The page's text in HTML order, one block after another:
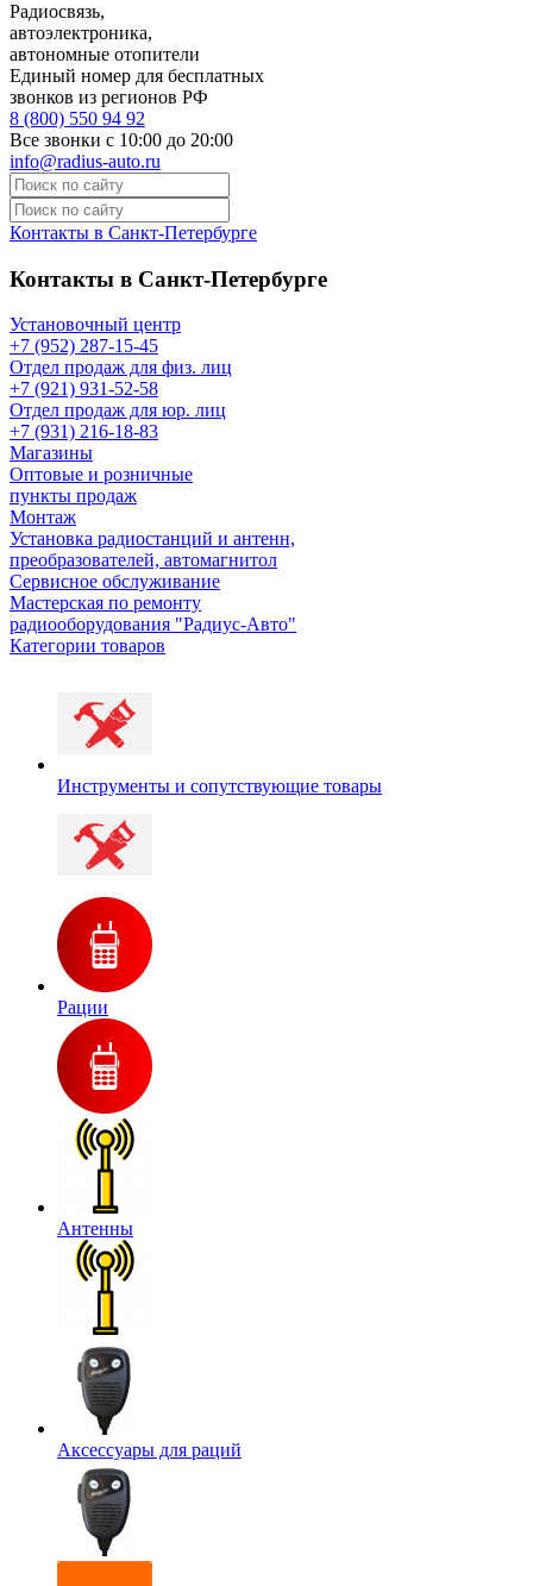
Радиосвязь,
автоэлектроника,
автономные отопители
Единый номер для бесплатных
звонков из регионов РФ
8 (800) 550 94 92
Все звонки с 10:00 до 20:00
info@radius-auto.ru
Контакты в Санкт-Петербурге
Контакты в Санкт-Петербурге
Установочный центр
+7 (952) 287-15-45
Отдел продаж для физ. лиц
+7 (921) 931-52-58
Отдел продаж для юр. лиц
+7 (931) 216-18-83
Магазины
Оптовые и розничные
пункты продаж
Монтаж
Установка радиостанций и антенн,
преобразователей, автомагнитол
Сервисное обслуживание
Мастерская по ремонту
радиооборудования "Радиус-Авто"
Категории товаров
Инструменты и сопутствующие товары
Рации
Антенны
Аксессуары для раций